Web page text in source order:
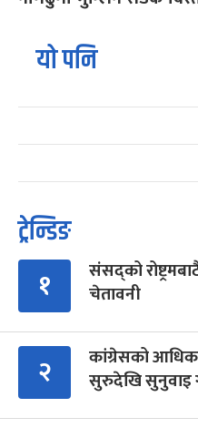
यो पनि
ट्रेन्डिङ
१
संसद्को
चेतावनी
२
कांग्रेसको
सुरुदेखि सुनुवाइ